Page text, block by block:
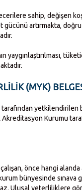
sahip, değişen
artırmakta,
yaygınlaştırılması,
(MYK)
Kurumu
önce hangi alanda
bünyesinde sınava
Ulusal yeterliliklere